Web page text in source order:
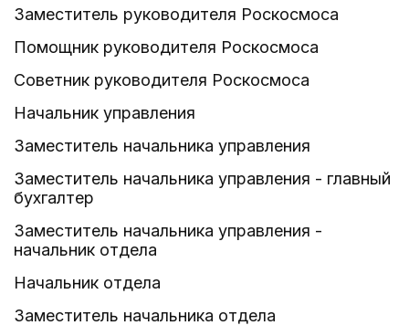
Заместитель руководителя Роскосмоса
Помощник руководителя Роскосмоса
Советник руководителя Роскосмоса
Начальник управления
Заместитель начальника управления
Заместитель начальника управления - главный
бухгалтер
Заместитель начальника управления -
начальник отдела
Начальник отдела
Заместитель начальника отдела